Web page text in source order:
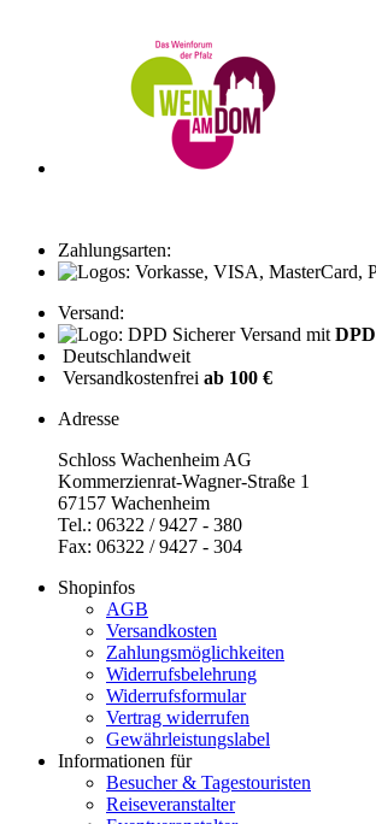
Zahlungsarten:
Versand:
Sicherer Versand mit DPD
Deutschlandweit
Versandkostenfrei ab 100 €
Adresse
Schloss Wachenheim AG
Kommerzienrat-Wagner-Straße 1
67157 Wachenheim
Tel.: 06322 / 9427 - 380
Fax: 06322 / 9427 - 304
Shopinfos
AGB
Versandkosten
Zahlungsmöglichkeiten
Widerrufsbelehrung
Widerrufsformular
Vertrag widerrufen
Gewährleistungslabel
Informationen für
Besucher & Tagestouristen
Reiseveranstalter